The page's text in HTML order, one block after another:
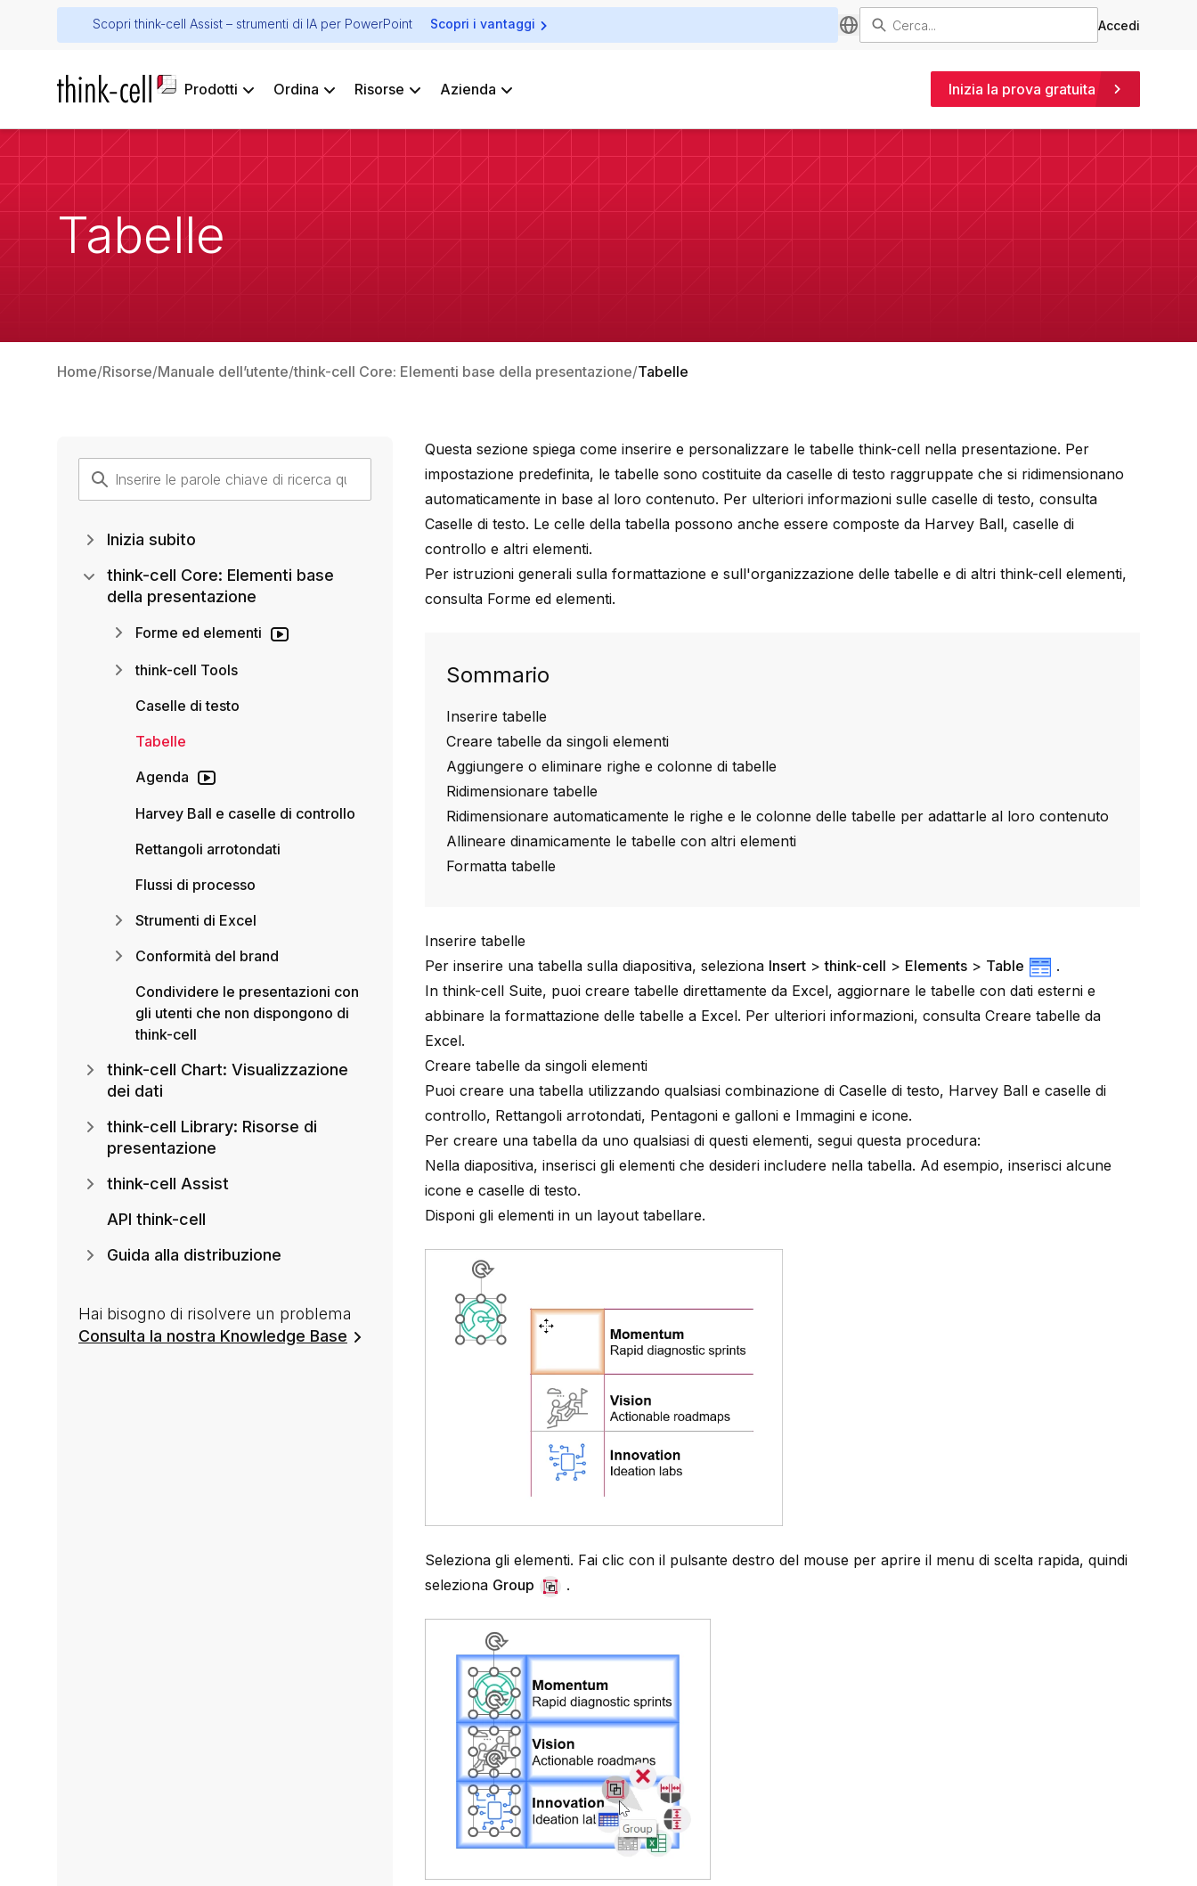
Scopri think-cell Assist – strumenti di IA per PowerPoint Scopri i vantaggi Accedi
Prodotti Ordina Risorse Azienda Inizia la prova gratuita
Tabelle
Home Risorse Manuale dell’utente think-cell Core: Elementi base della presentazione Tabelle
Questa sezione spiega come inserire e personalizzare le tabellethink-cell nella presentazione. Per
impostazione predefinita, le tabelle sono costituite da caselle di testo raggruppate che si ridimensionano
automaticamente in base al loro contenuto. Per ulteriori informazioni sulle caselle di testo, consulta
Caselle di testo. Le celle della tabella possono anche essere composte da Harvey Ball, caselle di
controllo e altri elementi.
Per istruzioni generali sulla formattazione e sull'organizzazione delle tabelle e di altrithink-cell elementi,
consulta Forme ed elementi.
Sommario
Inserire tabelle
Creare tabelle da singoli elementi
Aggiungere o eliminare righe e colonne di tabelle
Ridimensionare tabelle
Ridimensionare automaticamente le righe e le colonne delle tabelle per adattarle al loro contenuto
Allineare dinamicamente le tabelle con altri elementi
Formatta tabelle
Inserire tabelle
Per inserire una tabella sulla diapositiva, seleziona Insert >think-cell > Elements > Table
.
Inthink-cell Suite, puoi creare tabelle direttamente da Excel, aggiornare le tabelle con dati esterni e
abbinare la formattazione delle tabelle a Excel. Per ulteriori informazioni, consultaCreare tabelle da
Excel.
Creare tabelle da singoli elementi
Puoi creare una tabella utilizzando qualsiasi combinazione diCaselle di testo, Harvey Ball e caselle di
controllo, Rettangoli arrotondati, Pentagoni e galloni e Immagini e icone.
Per creare una tabella da uno qualsiasi di questi elementi, segui questa procedura:
Nella diapositiva, inserisci gli elementi che desideri includere nella tabella. Ad esempio, inserisci alcune
icone e caselle di testo.
Disponi gli elementi in un layout tabellare.
Seleziona gli elementi. Fai clic con il pulsante destro del mouse per aprire il menu di scelta rapida, quindi
seleziona Group .
Inizia subito
think-cell Core: Elementi base
della presentazione
Forme ed elementi
think-cell Tools
Caselle di testo
Tabelle
Agenda
Harvey Ball e caselle di controllo
Rettangoli arrotondati
Flussi di processo
Strumenti di Excel
Conformità del brand
Condividere le presentazioni con
gli utenti che non dispongono di
think-cell
think-cell Chart: Visualizzazione
dei dati
think-cell Library: Risorse di
presentazione
think-cell Assist
API think-cell
Guida alla distribuzione
Hai bisogno di risolvere un problema
Consulta la nostra Knowledge Base